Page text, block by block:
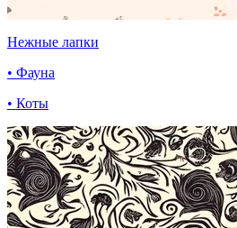
Нежные лапки
• Фауна
• Коты